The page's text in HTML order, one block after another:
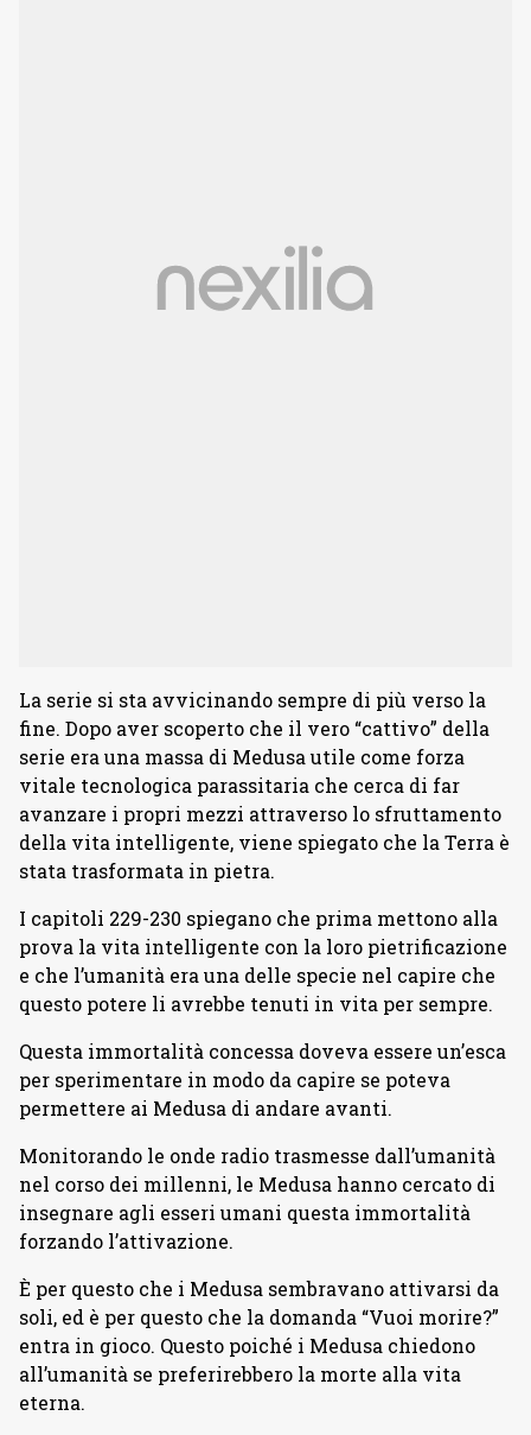
La serie si sta avvicinando sempre di più verso la
fine. Dopo aver scoperto che il vero “cattivo” della
serie era una massa di Medusa utile come forza
vitale tecnologica parassitaria che cerca di far
avanzare i propri mezzi attraverso lo sfruttamento
della vita intelligente, viene spiegato che la Terra è
stata trasformata in pietra.
I capitoli 229-230 spiegano che prima mettono alla
prova la vita intelligente con la loro pietrificazione
e che l’umanità era una delle specie nel capire che
questo potere li avrebbe tenuti in vita per sempre.
Questa immortalità concessa doveva essere un’esca
per sperimentare in modo da capire se poteva
permettere ai Medusa di andare avanti.
Monitorando le onde radio trasmesse dall’umanità
nel corso dei millenni, le Medusa hanno cercato di
insegnare agli esseri umani questa immortalità
forzando l’attivazione.
È per questo che i Medusa sembravano attivarsi da
soli, ed è per questo che la domanda “Vuoi morire?”
entra in gioco. Questo poiché i Medusa chiedono
all’umanità se preferirebbero la morte alla vita
eterna.